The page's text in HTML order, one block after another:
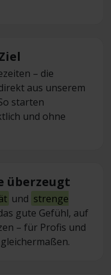
– die
aus unserem
starten
und ohne
überzeugt
und strenge
gute Gefühl, auf
– für Profis und